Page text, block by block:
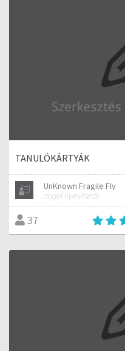
TANULÓKÁRTYÁK
UnKnown Fragile Fly
angol nyelvtanár
37